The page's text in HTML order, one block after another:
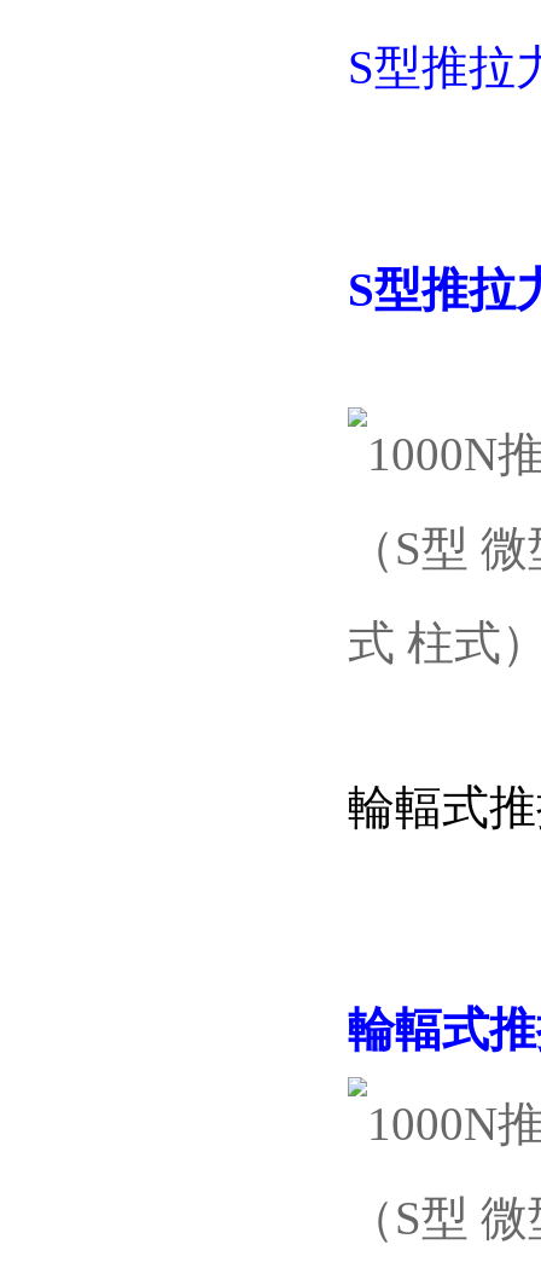
S型推拉
S型推拉
輪輻式
輪輻式